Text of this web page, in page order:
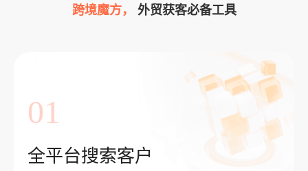
跨境魔方， 外贸获客必备工具
01
全平台搜索客户